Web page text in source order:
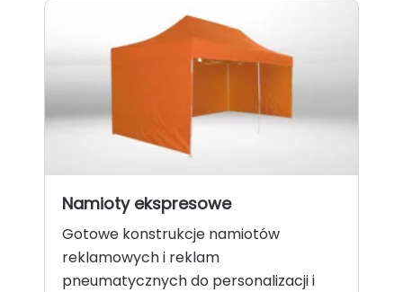
Namioty ekspresowe
Gotowe konstrukcje namiotów
reklamowych i reklam
pneumatycznych do personalizacji i